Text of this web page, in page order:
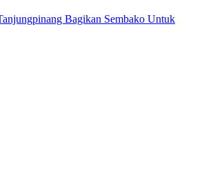
Bagikan Sembako Untuk